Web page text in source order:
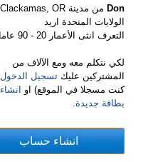
Don
الولايات المتحدة اريد
التعرف انثى الأعمار 20 - 90 عاما
لكي نتكلم معه ومع الآلاف من
المشتركين عليك تسجيل الدخول
كنت مسجلا في الموقع) او
انشاء
بطاقة جديدة.